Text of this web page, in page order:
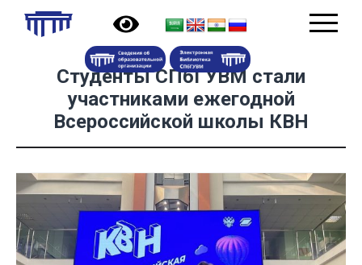
Студенты СПбГУВМ стали
участниками ежегодной
Всероссийской школы КВН